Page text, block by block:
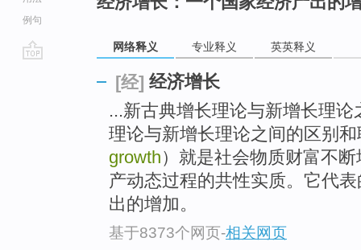
例句
网络释义 专业释义 英英释义
[经] 经济增长
...新古典增长理论与新增长理
理论与新增长理论之间的区别
growth）就是社会物质财富不
产动态过程的共性实质。它代
出的增加。
基于8373个网页-相关网页